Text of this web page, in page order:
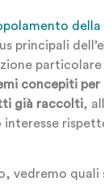
della
principali
concepiti per
già raccolti,
interesse
vedremo quali